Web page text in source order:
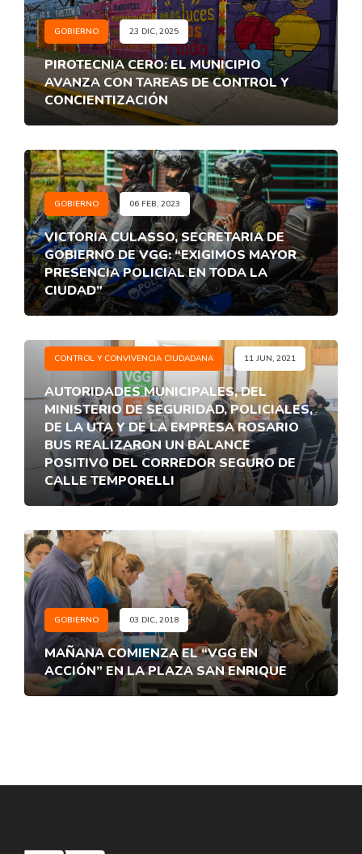
GOBIERNO 23 DIC, 2025
PIROTECNIA CERO: EL MUNICIPIO
AVANZA CON TAREAS DE CONTROL Y
CONCIENTIZACIÓN
GOBIERNO 06 FEB, 2023
VICTORIA CULASSO, SECRETARIA DE
GOBIERNO DE VGG: “EXIGIMOS MAYOR
PRESENCIA POLICIAL EN TODA LA
CIUDAD”
CONTROL Y CONVIVENCIA CIUDADANA 11 JUN, 2021
AUTORIDADES MUNICIPALES, DEL
MINISTERIO DE SEGURIDAD, POLICIALES,
DE LA UTA Y DE LA EMPRESA ROSARIO
BUS REALIZARON UN BALANCE
POSITIVO DEL CORREDOR SEGURO DE
CALLE TEMPORELLI
GOBIERNO 03 DIC, 2018
MAÑANA COMIENZA EL “VGG EN
ACCIÓN” EN LA PLAZA SAN ENRIQUE